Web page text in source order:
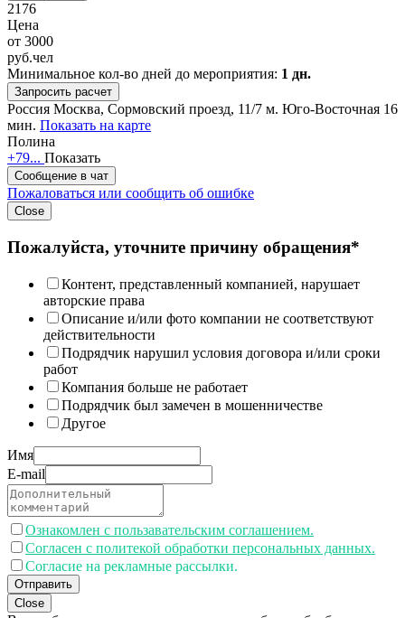
2176
Цена
от 3000
руб.чел
Минимальное кол-во дней до мероприятия: 1 дн.
Запросить расчет
Россия Москва, Сормовский проезд, 11/7 м. Юго-Восточная 16
мин. Показать на карте
Полина
+79... Показать
Сообщение в чат
Пожаловаться или сообщить об ошибке
Close
Пожалуйста, уточните причину обращения*
Контент, представленный компанией, нарушает
авторские права
Описание и/или фото компании не соответствуют
действительности
Подрядчик нарушил условия договора и/или сроки
работ
Компания больше не работает
Подрядчик был замечен в мошенничестве
Другое
Имя
E-mail
Ознакомлен с пользавательским соглашением.
Согласен с политекой обработки персональных данных.
Согласие на рекламные рассылки.
Отправить
Close